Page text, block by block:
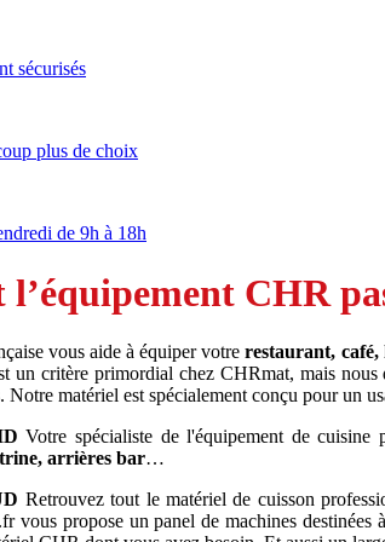
sécurisés
plus de choix
de 9h à 18h
l’équipement CHR
vous aide à équiper votrerestaurant, café,
un critère primordial chez CHRmat, mais
Notre matériel est spécialement conçu pour un
Votre spécialiste de l'équipement de
arrières bar…
Retrouvez tout le matériel de cuisson
propose un panel de machines destinées